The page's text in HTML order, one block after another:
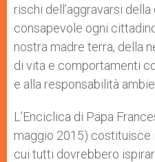
rischi dell’aggravarsi
consapevole ogni
nostra madre terra, della
di vita e comportamenti
e alla responsabilità
L’Enciclica di Papa
maggio 2015) costituisce
cui tutti dovrebbero